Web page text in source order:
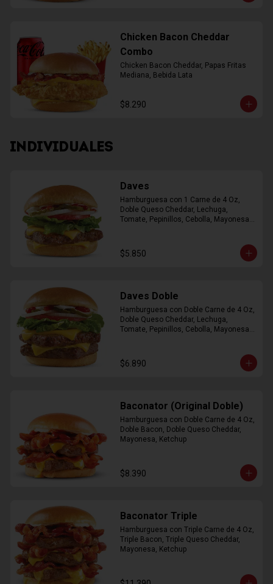
Chicken Bacon Cheddar
Combo
Chicken Bacon Cheddar, Papas Fritas
Mediana, Bebida Lata
$8.290
INDIVIDUALES
Daves
Hamburguesa con 1 Carne de 4 Oz,
Doble Queso Cheddar, Lechuga,
Tomate, Pepinillos, Cebolla, Mayonesa,
$5.850
Daves Doble
Hamburguesa con Doble Carne de 4 Oz,
Doble Queso Cheddar, Lechuga,
Tomate, Pepinillos, Cebolla, Mayonesa,
$6.890
Baconator (Original Doble)
Hamburguesa con Doble Carne de 4 Oz,
Doble Bacon, Doble Queso Cheddar,
Mayonesa, Ketchup
$8.390
Baconator Triple
Hamburguesa con Triple Carne de 4 Oz,
Triple Bacon, Triple Queso Cheddar,
Mayonesa, Ketchup